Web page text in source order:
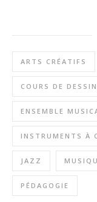
ARTS CRÉATIFS
COURS DE DESSIN
ENSEMBLE
INSTRUMENTS À
JAZZ
PÉDAGOGIE